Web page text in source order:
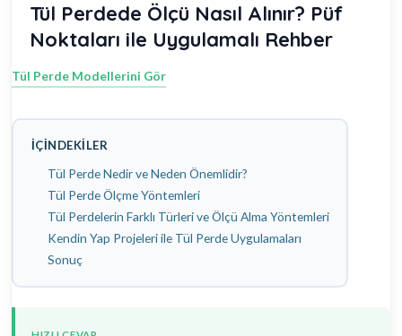
Tül Perdede Ölçü Nasıl Alınır? Püf
Noktaları ile Uygulamalı Rehber
Tül Perde Modellerini Gör
İÇINDEKILER
Tül Perde Nedir ve Neden Önemlidir?
Tül Perde Ölçme Yöntemleri
Tül Perdelerin Farklı Türleri ve Ölçü Alma Yöntemleri
Kendin Yap Projeleri ile Tül Perde Uygulamaları
Sonuç